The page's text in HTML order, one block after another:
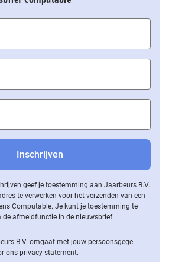
geef je toestemming aan Jaarbeurs B.V.
te verwerken voor het verzenden van een
Computable. Je kunt je toestemming te
de af­meld­func­tie in de nieuwsbrief.
B.V. omgaat met jouw per­soons­ge­ge­
ons privacy statement.